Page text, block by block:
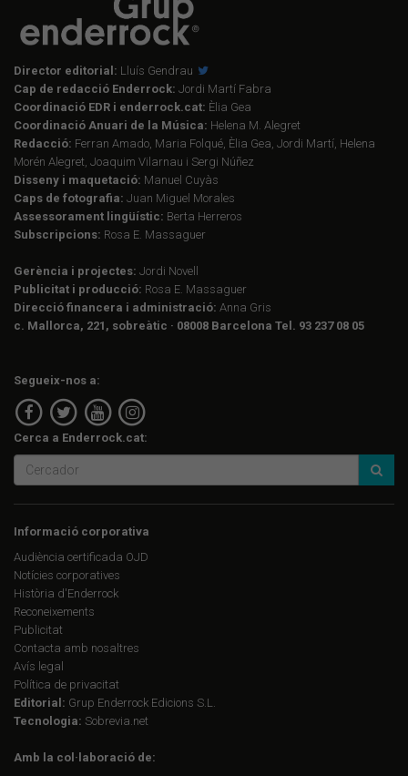
Director editorial: Lluís Gendrau
Cap de redacció Enderrock: Jordi Martí Fabra
Coordinació EDR i enderrock.cat: Èlia Gea
Coordinació Anuari de la Música: Helena M. Alegret
Redacció: Ferran Amado, Maria Folqué, Èlia Gea, Jordi Martí, Helena
Morén Alegret, Joaquim Vilarnau i Sergi Núñez
Disseny i maquetació: Manuel Cuyàs
Caps de fotografia: Juan Miguel Morales
Assessorament lingüístic: Berta Herreros
Subscripcions: Rosa E. Massaguer
Gerència i projectes: Jordi Novell
Publicitat i producció: Rosa E. Massaguer
Direcció financera i administració: Anna Gris
c. Mallorca, 221, sobreàtic · 08008 Barcelona Tel. 93 237 08 05
Segueix-nos a:
Cerca a Enderrock.cat:
Informació corporativa
Audiència certificada OJD
Notícies corporatives
Història d'Enderrock
Reconeixements
Publicitat
Contacta amb nosaltres
Avís legal
Política de privacitat
Editorial: Grup Enderrock Edicions S.L.
Tecnologia: Sobrevia.net
Amb la col·laboració de: